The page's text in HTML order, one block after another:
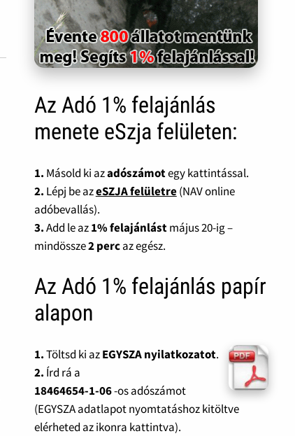
Az Adó 1% felajánlás
menete eSzja felületen:
1. Másold ki azadószámotegy kattintással.
2. Lépj be azeSZJA felületre(NAV online
adóbevallás).
3.Add le az1% felajánlástmájus 20-ig –
mindössze2 percaz egész.
Az Adó 1% felajánlás papír
alapon
1.Töltsd ki azEGYSZA nyilatkozatot.
2. Írd rá a
18464654-1-06-os adószámot
(EGYSZA adatlapot nyomtatáshoz kitöltve
elérheted az ikonra kattintva).